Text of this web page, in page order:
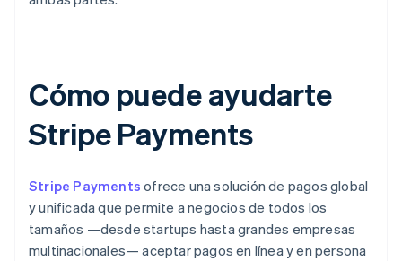
Cómo puede ayudarte
Stripe Payments
Stripe Payments ofrece una solución de pagos global
y unificada que permite a negocios de todos los
tamaños —desde startups hasta grandes empresas
multinacionales— aceptar pagos en línea y en persona